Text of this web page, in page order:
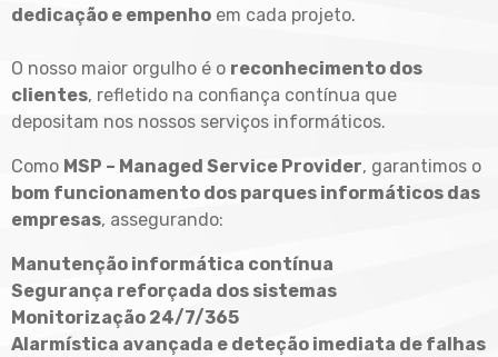
dedicação e empenho em cada projeto.
O nosso maior orgulho é o reconhecimento dos
clientes, refletido na confiança contínua que
depositam nos nossos serviços informáticos.
Como MSP – Managed Service Provider, garantimos o
bom funcionamento dos parques informáticos das
empresas, assegurando:
Manutenção informática contínua
Segurança reforçada dos sistemas
Monitorização 24/7/365
Alarmística avançada e deteção imediata de falhas